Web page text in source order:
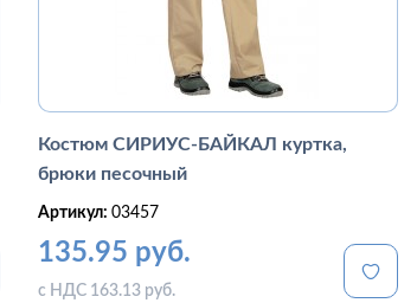
Костюм СИРИУС-БАЙКАЛ куртка,
брюки песочный
Артикул: 03457
135.95 руб.
с НДС 163.13 руб.